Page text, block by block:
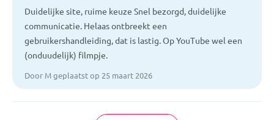
Duidelijke site, ruime keuze Snel bezorgd, duidelijke
communicatie. Helaas ontbreekt een
gebruikershandleiding, dat is lastig. Op YouTube wel een
(onduudelijk) filmpje.
Door M geplaatst op 25 maart 2026